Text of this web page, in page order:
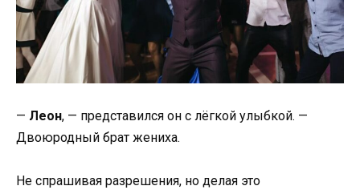
— Леон, — представился он с лёгкой улыбкой. —
Двоюродный брат жениха.
Не спрашивая разрешения, но делая это